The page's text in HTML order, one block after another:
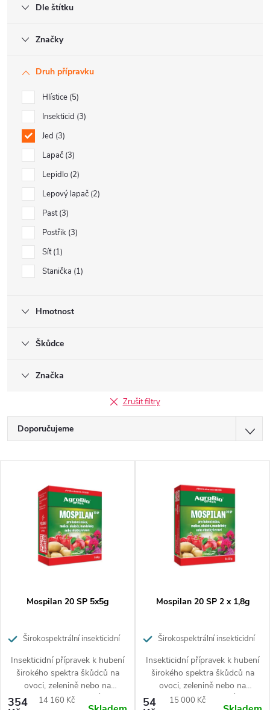
Dle štítku
Značky
Druh přípravku
Hlístice 5
Insekticid 3
Jed 3
Lapač 3
Lepidlo 2
Lepový lapač 2
Past 3
Postřik 3
Síť 1
Stanička 1
Hmotnost
Škůdce
Značka
Zrušit filtry
Ř
a
o
d
u
Doporučujeme
Nejprodávanější
Abecedně
r
o
d
Mospilan 20 SP 5x5g
Širokospektrální insekticidní
zeleniny a okrasných rostlin
Insekticidní přípravek k hubení
širokého spektra škůdců na
ovoci, zelenině nebo na
okrasných rostlinách. Účinný
354
Měrná
14 160 Kč
Mospilan 20 SP 2 x 1,8g
Širokospektrální insekticidní
zeleniny a okrasných rostlin
Insekticidní přípravek k hubení
širokého spektra škůdců na
ovoci, zelenině nebo na
okrasných rostlinách. Účinný
54
Měrná
15 000 Kč